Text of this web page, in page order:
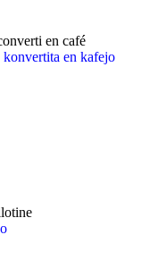
en café
en kafejo